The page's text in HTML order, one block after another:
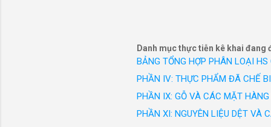
dạng mềm, dùng trong
- Mã Hs 39211191:
dạng mềm, dùng trong
- Mã Hs 39211191:
dạng mềm, dùng trong
- Mã Hs 39211191:
Danh mục thực tiễn kê khai đang
BẢNG TỔNG HỢP PHÂN LOẠI HS
PHẦN IV: THỰC PHẨM ĐÃ CHẾ
PHẦN IX: GỖ VÀ CÁC MẶT
PHẦN XI: NGUYÊN LIỆU DỆT VÀ